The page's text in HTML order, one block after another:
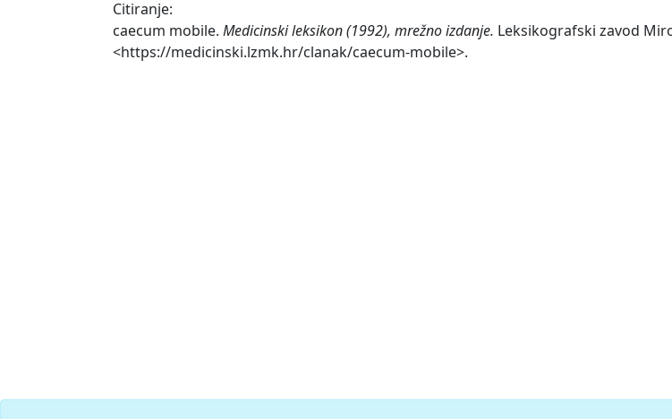
Citiranje:
caecum mobile. Medicinski leksikon (1992), mrežno izdanje. Leksikografski zavod
<https://medicinski.lzmk.hr/clanak/caecum-mobile>.